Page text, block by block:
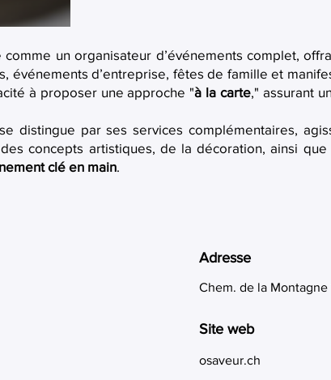
un organisateur d’événements complet,
événements d’entreprise, fêtes de famille et
à proposer une approche "à la carte," assurant
distingue par ses services complémentaires,
concepts artistiques, de la décoration, ainsi
clé en main.
Adresse
Chem. de la Montagne
Site web
osaveur.ch